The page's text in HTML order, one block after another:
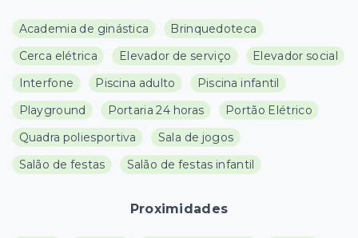
Academia de ginástica
Brinquedoteca
Cerca elétrica
Elevador de serviço
Elevador social
Interfone
Piscina adulto
Piscina infantil
Playground
Portaria 24 horas
Portão Elétrico
Quadra poliesportiva
Sala de jogos
Salão de festas
Salão de festas infantil
Proximidades